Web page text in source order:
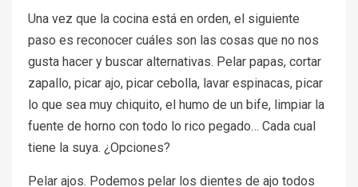
Una vez que la cocina está en orden, el siguiente
paso es reconocer cuáles son las cosas que no nos
gusta hacer y buscar alternativas. Pelar papas, cortar
zapallo, picar ajo, picar cebolla, lavar espinacas, picar
lo que sea muy chiquito, el humo de un bife, limpiar la
fuente de horno con todo lo rico pegado… Cada cual
tiene la suya. ¿Opciones?
Pelar ajos. Podemos pelar los dientes de ajo todos